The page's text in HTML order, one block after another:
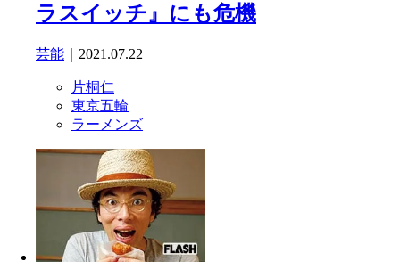
ラスイッチ』にも危機
芸能 ｜2021.07.22
片桐仁
東京五輪
ラーメンズ